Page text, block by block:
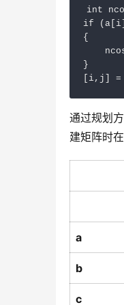
int
if
{
}
通过规划
建矩阵时
a
b
c